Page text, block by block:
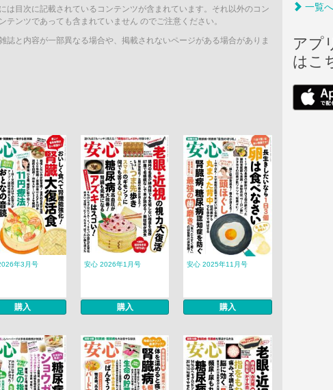
は目次に記載されているコンテンツが含まれています。それ以外のコン
テンツであっても含まれていません のでご注意ください。
誌と内容が一部異なる場合や、掲載されないページがある場合がありま
年3月号
購入
安心 2026年1月号
購入
安心 2025年11月号
購入
一覧へ
アプ
はこ